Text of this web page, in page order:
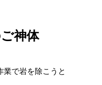
神体
で岩を除こうと